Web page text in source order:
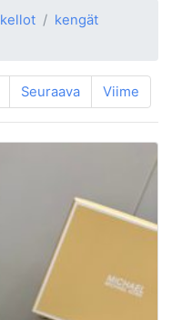
kellot
kengät
Seuraava Viime